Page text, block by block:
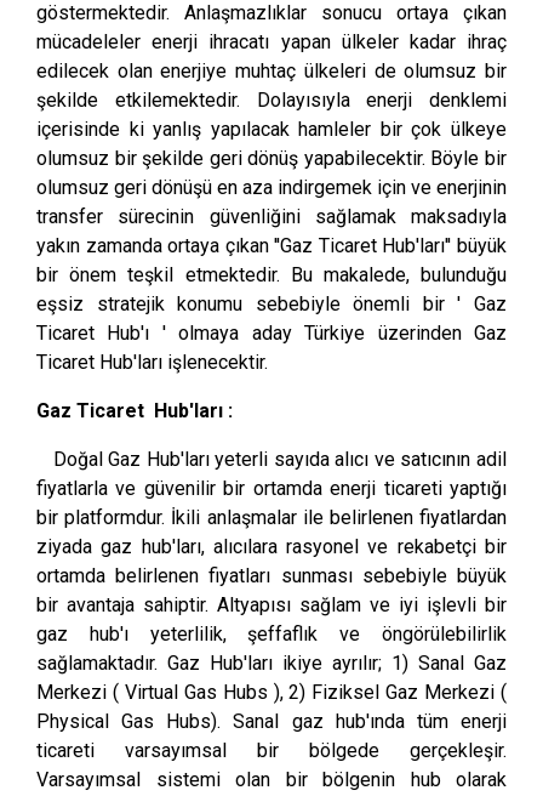
göstermektedir. Anlaşmazlıklar sonucu ortaya çıkan
mücadeleler enerji ihracatı yapan ülkeler kadar ihraç
edilecek olan enerjiye muhtaç ülkeleri de olumsuz bir
şekilde etkilemektedir. Dolayısıyla enerji denklemi
içerisinde ki yanlış yapılacak hamleler bir çok ülkeye
olumsuz bir şekilde geri dönüş yapabilecektir. Böyle bir
olumsuz geri dönüşü en aza indirgemek için ve enerjinin
transfer sürecinin güvenliğini sağlamak maksadıyla
yakın zamanda ortaya çıkan ''Gaz Ticaret Hub'ları'' büyük
bir önem teşkil etmektedir. Bu makalede, bulunduğu
eşsiz stratejik konumu sebebiyle önemli bir ' Gaz
Ticaret Hub'ı ' olmaya aday Türkiye üzerinden Gaz
Ticaret Hub'ları işlenecektir.
Gaz Ticaret Hub'ları :
Doğal Gaz Hub'ları yeterli sayıda alıcı ve satıcının adil
fiyatlarla ve güvenilir bir ortamda enerji ticareti yaptığı
bir platformdur. İkili anlaşmalar ile belirlenen fiyatlardan
ziyada gaz hub'ları, alıcılara rasyonel ve rekabetçi bir
ortamda belirlenen fiyatları sunması sebebiyle büyük
bir avantaja sahiptir. Altyapısı sağlam ve iyi işlevli bir
gaz hub'ı yeterlilik, şeffaflık ve öngörülebilirlik
sağlamaktadır. Gaz Hub'ları ikiye ayrılır; 1) Sanal Gaz
Merkezi ( Virtual Gas Hubs ), 2) Fiziksel Gaz Merkezi (
Physical Gas Hubs). Sanal gaz hub'ında tüm enerji
ticareti varsayımsal bir bölgede gerçekleşir.
Varsayımsal sistemi olan bir bölgenin hub olarak